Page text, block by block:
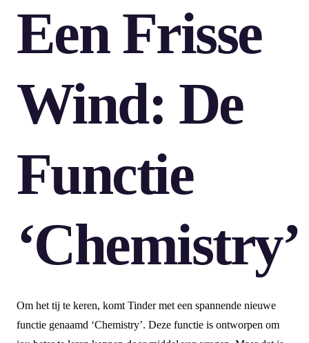
Een Frisse
Wind: De
Functie
‘Chemistry’
Om het tij te keren, komt Tinder met een spannende nieuwe
functie genaamd ‘Chemistry’. Deze functie is ontworpen om